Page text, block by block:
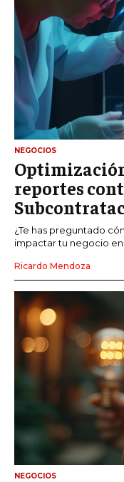
NEGOCIOS
reportes
¿Te has preguntado
impactar tu negocio en
Ricardo Mendoza
NEGOCIOS